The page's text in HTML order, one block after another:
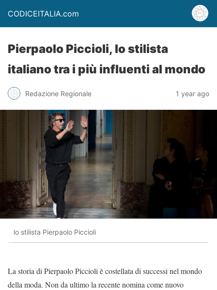
CODICEITALIA.com
Pierpaolo Piccioli, lo stilista
italiano tra i più influenti al mondo
Redazione Regionale 1 year ago
lo stilista Pierpaolo Piccioli
La storia di Pierpaolo Piccioli è costellata di successi nel mondo
della moda. Non da ultimo la recente nomina come nuovo